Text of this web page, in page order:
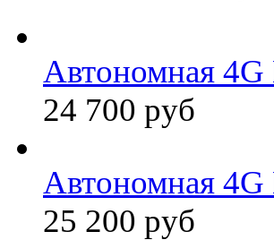
Автономная
24 700 руб
Автономная
25 200 руб